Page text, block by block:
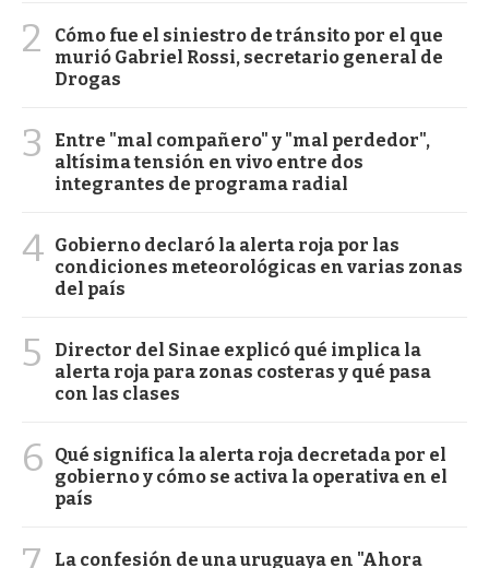
2
Cómo fue el siniestro de tránsito por el que
murió Gabriel Rossi, secretario general de
Drogas
3
Entre "mal compañero" y "mal perdedor",
altísima tensión en vivo entre dos
integrantes de programa radial
4 Gobierno declaró la alerta roja por las
condiciones meteorológicas en varias zonas
del país
5
Director del Sinae explicó qué implica la
alerta roja para zonas costeras y qué pasa
con las clases
6
Qué significa la alerta roja decretada por el
gobierno y cómo se activa la operativa en el
país
La confesión de una uruguaya en "Ahora